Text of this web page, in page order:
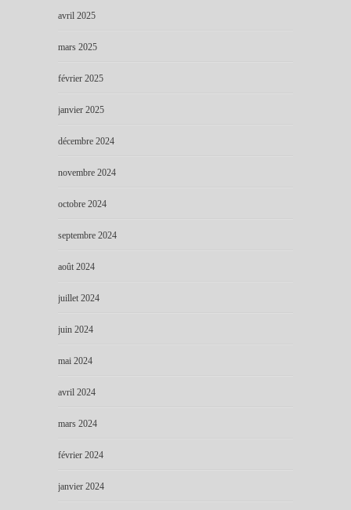
avril 2025
mars 2025
février 2025
janvier 2025
décembre 2024
novembre 2024
octobre 2024
septembre 2024
août 2024
juillet 2024
juin 2024
mai 2024
avril 2024
mars 2024
février 2024
janvier 2024